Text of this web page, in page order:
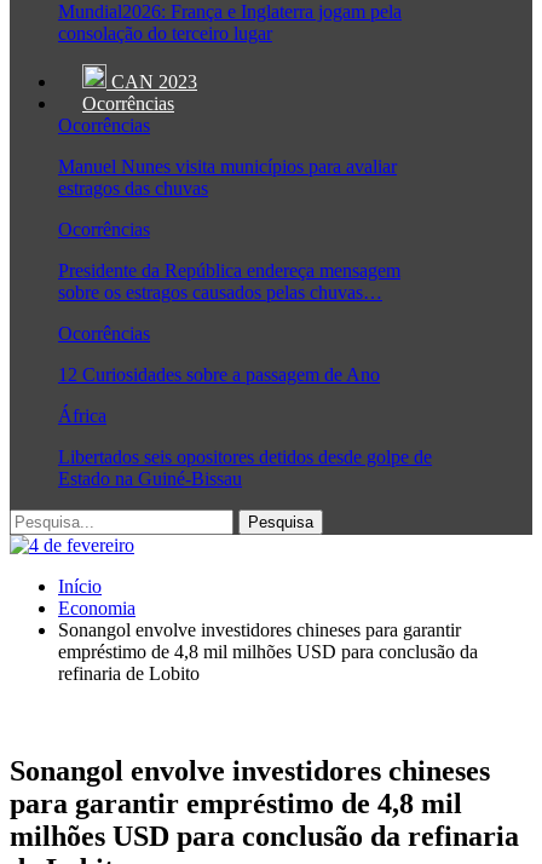
Mundial2026: França e Inglaterra jogam pela
consolação do terceiro lugar
CAN 2023
Ocorrências
Ocorrências
Manuel Nunes visita municípios para avaliar
estragos das chuvas
Ocorrências
Presidente da República endereça mensagem
sobre os estragos causados pelas chuvas…
Ocorrências
12 Curiosidades sobre a passagem de Ano
África
Libertados seis opositores detidos desde golpe de
Estado na Guiné-Bissau
Início
Economia
Sonangol envolve investidores chineses para garantir
empréstimo de 4,8 mil milhões USD para conclusão da
refinaria de Lobito
Sonangol envolve investidores chineses
para garantir empréstimo de 4,8 mil
milhões USD para conclusão da refinaria